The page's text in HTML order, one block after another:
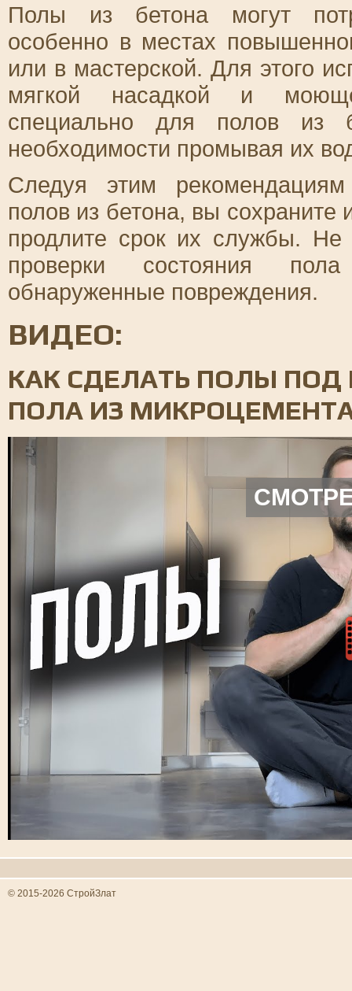
Полы из бетона могут
особенно в местах
или в мастерской. Для этого
мягкой насадкой и
специально для полов из
необходимости промывая их
Следуя этим
полов из бетона, вы
продлите срок их службы. Не
проверки состояния
обнаруженные повреждения.
ВИДЕО:
КАК СДЕЛАТЬ ПОЛЫ
ПОЛА ИЗ
© 2015-2026 СтройЗлат